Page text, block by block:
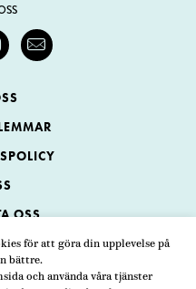
för att göra din upplevelse på
bättre.
och använda våra tjänster
OSS
Parker